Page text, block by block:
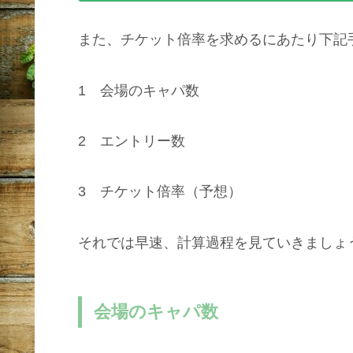
また、チケット倍率を求めるにあたり下記
1 会場のキャパ数
2 エントリー数
3 チケット倍率（予想）
それでは早速、計算過程を見ていきましょ
会場のキャパ数